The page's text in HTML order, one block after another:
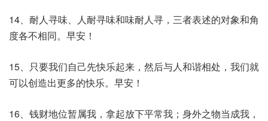
14、耐人寻味、人耐寻味和味耐人寻，三者表述的对象和角
度各不相同。早安！
15、只要我们自己先快乐起来，然后与人和谐相处，我们就
可以创造出更多的快乐。早安！
16、钱财地位暂属我，拿起放下平常我；身外之物当成我，